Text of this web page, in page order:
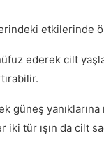
etkilerinde
ederek cilt
yanıklarına
tür ışın da cilt